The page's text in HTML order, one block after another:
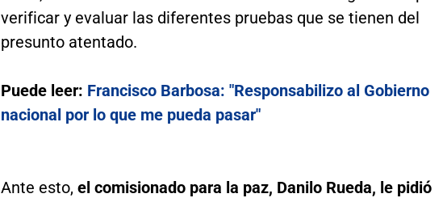
verificar y evaluar las diferentes pruebas que se tienen del
presunto atentado.
Puede leer: Francisco Barbosa: "Responsabilizo al Gobierno
nacional por lo que me pueda pasar"
Ante esto, el comisionado para la paz, Danilo Rueda, le pidió